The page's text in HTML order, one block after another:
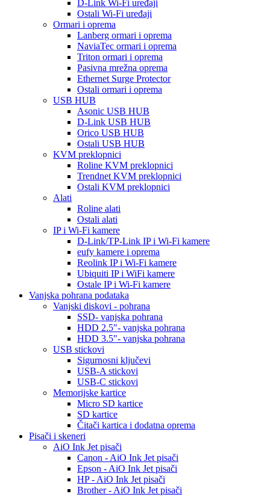
D-Link Wi-Fi uređaji
Ostali Wi-Fi uređaji
Ormari i oprema
Lanberg ormari i oprema
NaviaTec ormari i oprema
Triton ormari i oprema
Pasivna mrežna oprema
Ethernet Surge Protector
Ostali ormari i oprema
USB HUB
Asonic USB HUB
D-Link USB HUB
Orico USB HUB
Ostali USB HUB
KVM preklopnici
Roline KVM preklopnici
Trendnet KVM preklopnici
Ostali KVM preklopnici
Alati
Roline alati
Ostali alati
IP i Wi-Fi kamere
D-Link/TP-Link IP i Wi-Fi kamere
eufy kamere i oprema
Reolink IP i Wi-Fi kamere
Ubiquiti IP i WiFi kamere
Ostale IP i Wi-Fi kamere
Vanjska pohrana podataka
Vanjski diskovi - pohrana
SSD- vanjska pohrana
HDD 2.5"- vanjska pohrana
HDD 3.5"- vanjska pohrana
USB stickovi
Sigurnosni ključevi
USB-A stickovi
USB-C stickovi
Memorijske kartice
Micro SD kartice
SD kartice
Čitači kartica i dodatna oprema
Pisači i skeneri
AiO Ink Jet pisači
Canon - AiO Ink Jet pisači
Epson - AiO Ink Jet pisači
HP - AiO Ink Jet pisači
Brother - AiO Ink Jet pisači